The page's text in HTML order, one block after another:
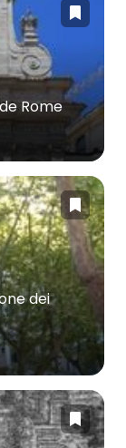
Rome
dei